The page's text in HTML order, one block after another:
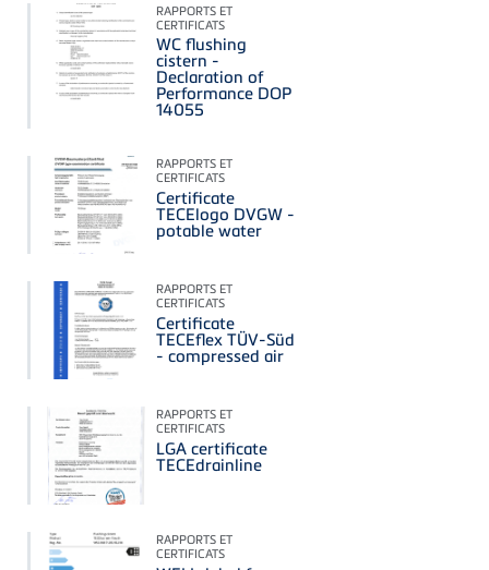
RAPPORTS ET
CERTIFICATS
WC flushing
cistern -
Declaration of
Performance DOP
14055
RAPPORTS ET
CERTIFICATS
Certificate
TECElogo DVGW -
potable water
RAPPORTS ET
CERTIFICATS
Certificate
TECEflex TÜV-Süd
- compressed air
RAPPORTS ET
CERTIFICATS
LGA certificate
TECEdrainline
RAPPORTS ET
CERTIFICATS